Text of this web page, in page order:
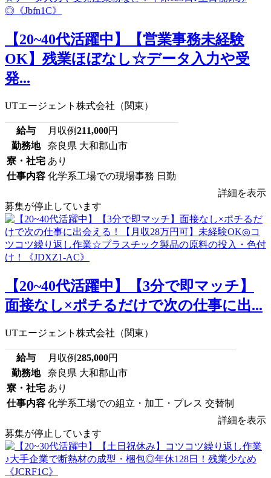
【20~40代活躍中】【営業事務未経験
OK】残業ほぼなし☆データ入力や受
発...
UTエージェント株式会社（関東）
給与 月収例211,000円
勤務地
奈良県 大和郡山市
寮・社宅 あり
仕事内容 化学系工場での現場事務 日勤
詳細を表示
募集が停止しています
【20~40代活躍中】【3分で即マッチ】
面接なし×ポチるだけで次の仕事に出...
UTエージェント株式会社（関東）
給与 月収例285,000円
勤務地
奈良県 大和郡山市
寮・社宅 あり
仕事内容 化学系工場での組立・加工・プレス 交替制
詳細を表示
募集が停止しています